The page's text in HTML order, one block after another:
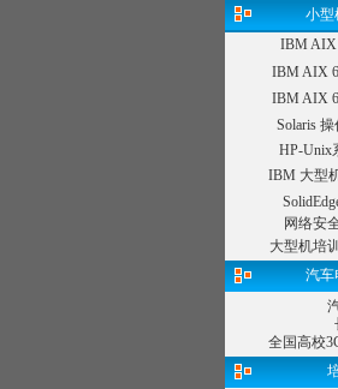
小型
IBM AIX
IBM AIX
IBM AIX
Solaris
HP-Unix
IBM 大型
网络安
大型机培
汽车
全国高校